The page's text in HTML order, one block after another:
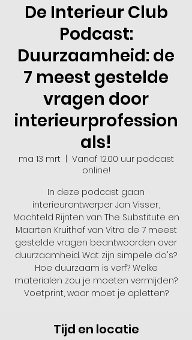
De Interieur Club
Podcast:
Duurzaamheid: de
7 meest gestelde
vragen door
interieurprofession
als!
ma 13 mrt
Vanaf 12.00 uur podcast
online!
In deze podcast gaan
interieurontwerper Jan Visser,
Machteld Rijnten van The Substitute en
Maarten Kruithof van Vitra de 7 meest
gestelde vragen beantwoorden over
duurzaamheid. Wat zijn simpele do's?
Hoe duurzaam is verf? Welke
materialen zou je moeten vermijden?
Voetprint, waar moet je opletten?
Tijd en locatie